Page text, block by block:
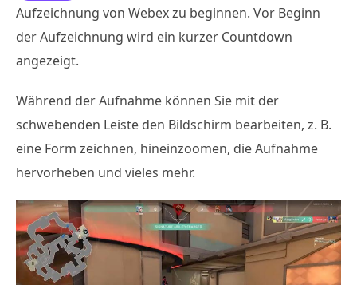
Aufzeichnung von Webex zu beginnen. Vor Beginn
der Aufzeichnung wird ein kurzer Countdown
angezeigt.
Während der Aufnahme können Sie mit der
schwebenden Leiste den Bildschirm bearbeiten, z. B.
eine Form zeichnen, hineinzoomen, die Aufnahme
hervorheben und vieles mehr.